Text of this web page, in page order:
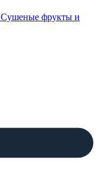
Сушеные фрукты и